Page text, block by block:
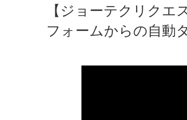
【ジョーテクリク
フォームからの自動